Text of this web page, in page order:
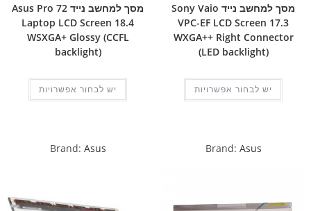
מסך למחשב נייד Sony Vaio
VPC-EF LCD Screen 17.3
WXGA++ Right Connector
(LED backlight)
יש לבחור אפשרויות
מסך למחשב נייד Asus Pro 72
Laptop LCD Screen 18.4
WSXGA+ Glossy (CCFL
backlight)
יש לבחור אפשרויות
Brand: Asus
Brand: Asus